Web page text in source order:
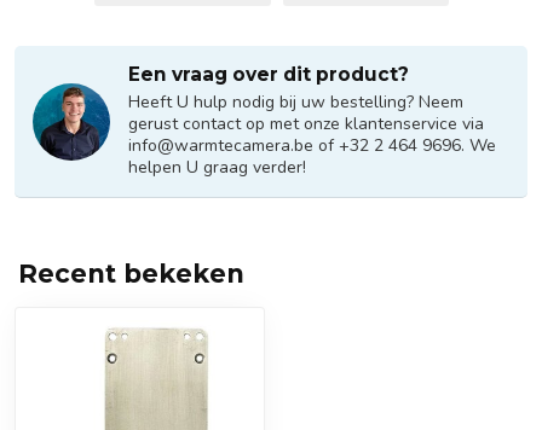
Een vraag over dit product?
Heeft U hulp nodig bij uw bestelling? Neem
gerust contact op met onze klantenservice via
info@warmtecamera.be of +32 2 464 9696. We
helpen U graag verder!
Recent bekeken